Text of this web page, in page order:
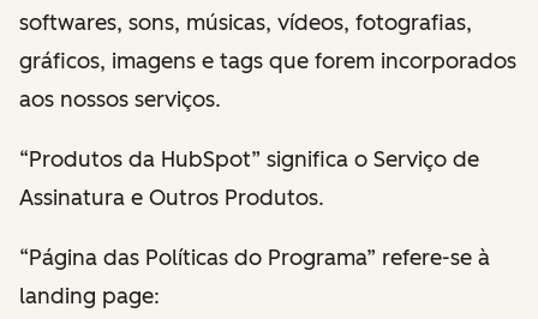
softwares, sons, músicas, vídeos, fotografias,
gráficos, imagens e tags que forem incorporados
aos nossos serviços.
“Produtos da HubSpot” significa o Serviço de
Assinatura e Outros Produtos.
“Página das Políticas do Programa” refere-se à
landing page: